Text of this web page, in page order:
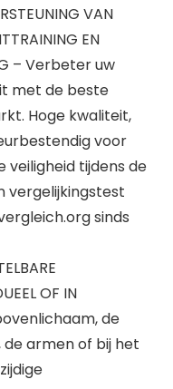
VAN
EN
– Verbeter uw
met de beste
Hoge kwaliteit,
voor
veiligheid tijdens de
vergelijkingstest
sinds
OF IN
de
de armen of bij het